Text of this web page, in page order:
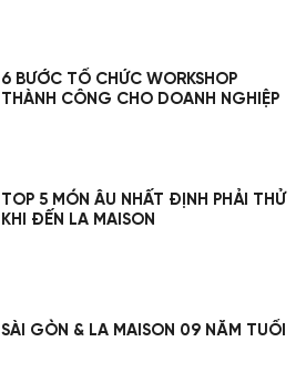
6 BƯỚC TỔ CHỨC WORKSHOP
THÀNH CÔNG CHO DOANH NGHIỆP
TOP 5 MÓN ÂU NHẤT ĐỊNH PHẢI THỬ
KHI ĐẾN LA MAISON
SÀI GÒN & LA MAISON 09 NĂM TUỔI